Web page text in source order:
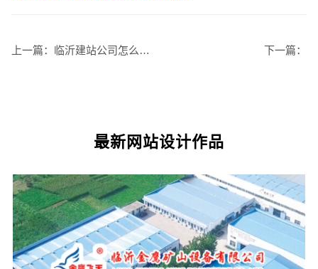
上一篇： 临沂建站公司怎么选？企业做网站不能只看价格 下一篇：
最新网站设计作品